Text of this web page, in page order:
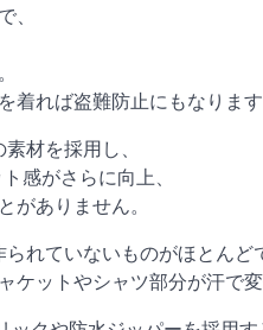
、
れば盗難防止にもなります
材を採用し、
感がさらに向上、
がありません。
れていないものがほとんど
ットやシャツ部分が汗で変